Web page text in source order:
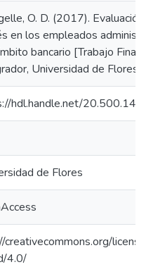
O. D. (2017).
en los empleados
bancario [Trabajo Final
Universidad de Flores].
hdl.handle.net/
de Flores
creativecommons.org/
4.0/